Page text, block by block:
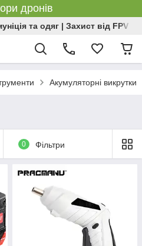
дронів
та одяг | Захист від FPV |
Акумуляторні викрутки
0 Фільтри